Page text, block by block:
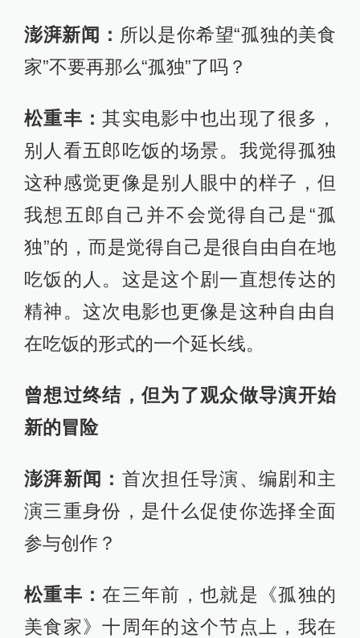
澎湃新闻： 所以是你希望“孤独的美食
家”不要再那么“孤独”了吗？
松重丰：其实电影中也出现了很多，
别人看五郎吃饭的场景。我觉得孤独
这种感觉更像是别人眼中的样子，但
我想五郎自己并不会觉得自己是“孤
独”的，而是觉得自己是很自由自在地
吃饭的人。这是这个剧一直想传达的
精神。这次电影也更像是这种自由自
在吃饭的形式的一个延长线。
曾想过终结，但为了观众做导演开始
新的冒险
澎湃新闻： 首次担任导演、编剧和主
演三重身份，是什么促使你选择全面
参与创作？
松重丰：在三年前，也就是《孤独的
美食家》十周年的这个节点上，我在